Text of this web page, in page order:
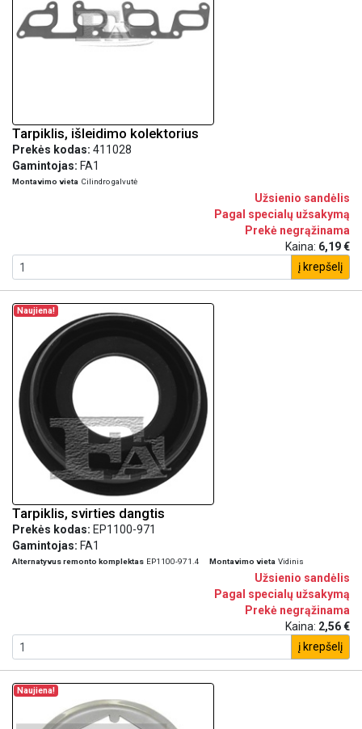
Tarpiklis, išleidimo kolektorius
Prekės kodas: 411028
Gamintojas: FA1
Montavimo vieta Cilindro galvutė
Užsienio sandėlis
Pagal specialų užsakymą
Prekė negrąžinama
Kaina: 6,19 €
į krepšelį
Naujiena!
Tarpiklis, svirties dangtis
Prekės kodas: EP1100-971
Gamintojas: FA1
Alternatyvus remonto komplektas EP1100-971.4 Montavimo vieta Vidinis
Užsienio sandėlis
Pagal specialų užsakymą
Prekė negrąžinama
Kaina: 2,56 €
į krepšelį
Naujiena!